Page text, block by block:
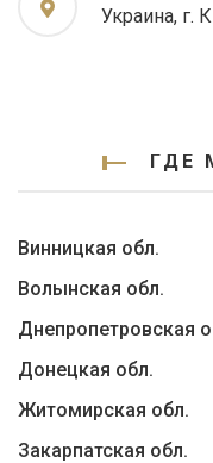
Украина, г.
ГДЕ
Винницкая обл.
Волынская обл.
Днепропетровская
Донецкая обл.
Житомирская обл.
Закарпатская обл.